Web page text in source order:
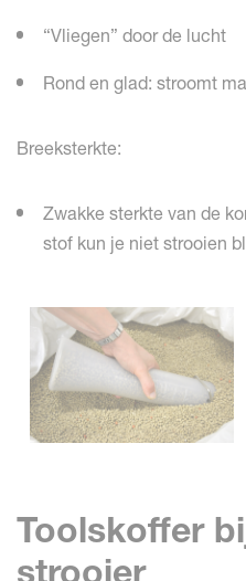
“Vliegen” door de lucht
Rond en glad: stroomt
Breeksterkte:
Zwakke sterkte van de
stof kun je niet strooien
Toolskoffer
strooier